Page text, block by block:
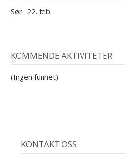
Søn 22. feb
KOMMENDE AKTIVITETER
(Ingen funnet)
KONTAKT OSS